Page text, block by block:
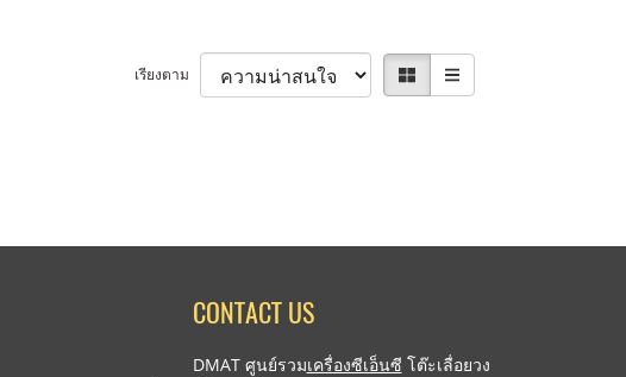
เรียงตาม
CONTACT US
DMAT ศูนย์รวมเครื่องซีเอ็นซี โต๊ะเลื่อยวง